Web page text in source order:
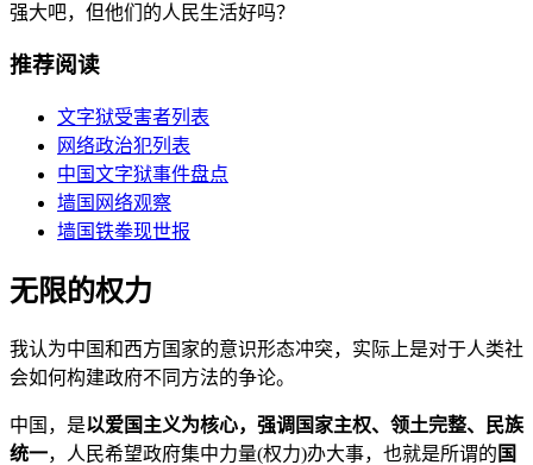
强大吧，但他们的人民生活好吗？
推荐阅读
文字狱受害者列表
网络政治犯列表
中国文字狱事件盘点
墙国网络观察
墙国铁拳现世报
无限的权力
我认为中国和西方国家的意识形态冲突，实际上是对于人类社
会如何构建政府不同方法的争论。
中国，是以爱国主义为核心，强调国家主权、领土完整、民族
统一，人民希望政府集中力量(权力)办大事，也就是所谓的 国